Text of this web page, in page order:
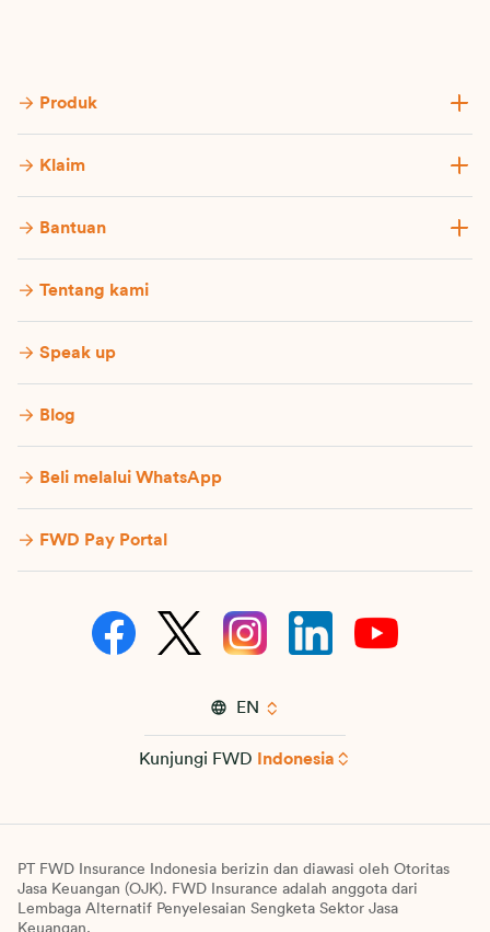
Produk
Klaim
Bantuan
Tentang kami
Speak up
Blog
Beli melalui WhatsApp
FWD Pay Portal
EN
Kunjungi FWD Indonesia
PT FWD Insurance Indonesia berizin dan diawasi oleh Otoritas
Jasa Keuangan (OJK). FWD Insurance adalah anggota dari
Lembaga Alternatif Penyelesaian Sengketa Sektor Jasa
Keuangan.